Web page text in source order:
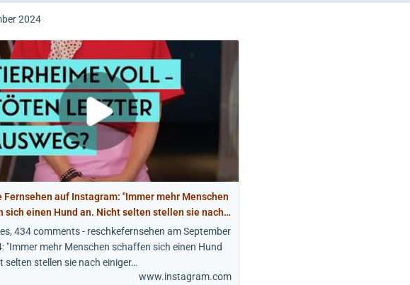
2024
Fernsehen auf Instagram: "Immer mehr Menschen
sich einen Hund an. Nicht selten stellen sie nach
fest, dass sie einen solchen Hund auf Dauer
können, zu wenig Zeit für ihn haben oder
Gründen…
434 comments - reschkefernsehen am September
"Immer mehr Menschen schaffen sich einen Hund
selten stellen sie nach einiger…
www.instagram.com